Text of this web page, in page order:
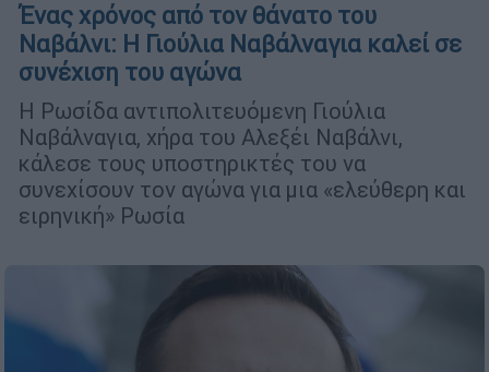
Ένας χρόνος από τον θάνατο του
Ναβάλνι: Η Γιούλια Ναβάλναγια καλεί σε
συνέχιση του αγώνα
Η Ρωσίδα αντιπολιτευόμενη Γιούλια
Ναβάλναγια, χήρα του Αλεξέι Ναβάλνι,
κάλεσε τους υποστηρικτές του να
συνεχίσουν τον αγώνα για μια «ελεύθερη και
ειρηνική» Ρωσία